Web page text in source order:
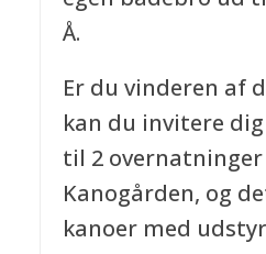
Å.
Er du vinderen af
kan du invitere
til 2 overnatninger
Kanogården, og
kanoer med